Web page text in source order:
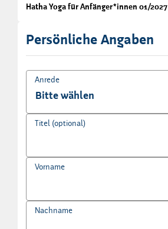
Hatha Yoga für Anfänger*innen 01/2027
Persönliche Angaben
Anrede
Titel (optional)
Vorname
Nachname